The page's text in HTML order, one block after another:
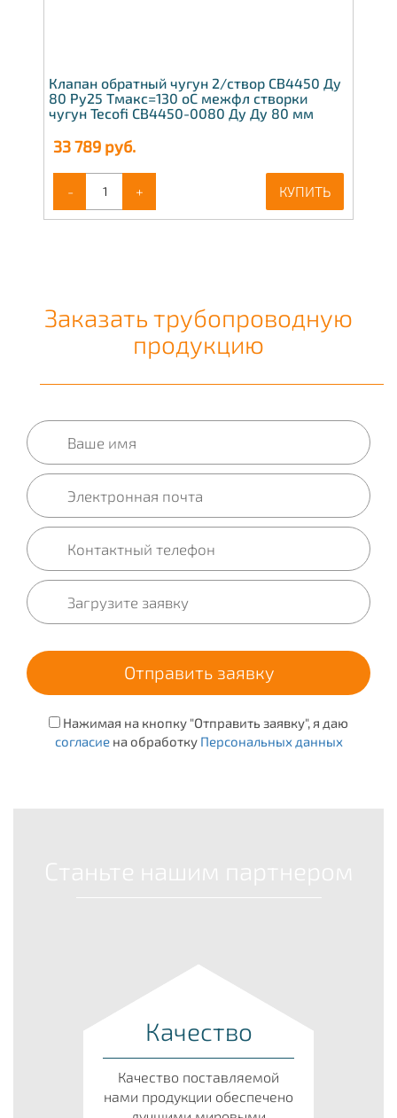
Клапан обратный чугун 2/створ CB4450 Ду
80 Ру25 Тмакс=130 оС межфл створки
чугун Tecofi CB4450-0080 Ду Ду 80 мм
33 789 руб.
- + КУПИТЬ
Заказать трубопроводную
продукцию
Нажимая на кнопку "Отправить заявку", я даю
согласиена обработку Персональных данных
Качество
Качество поставляемой
нами продукции обеспечено